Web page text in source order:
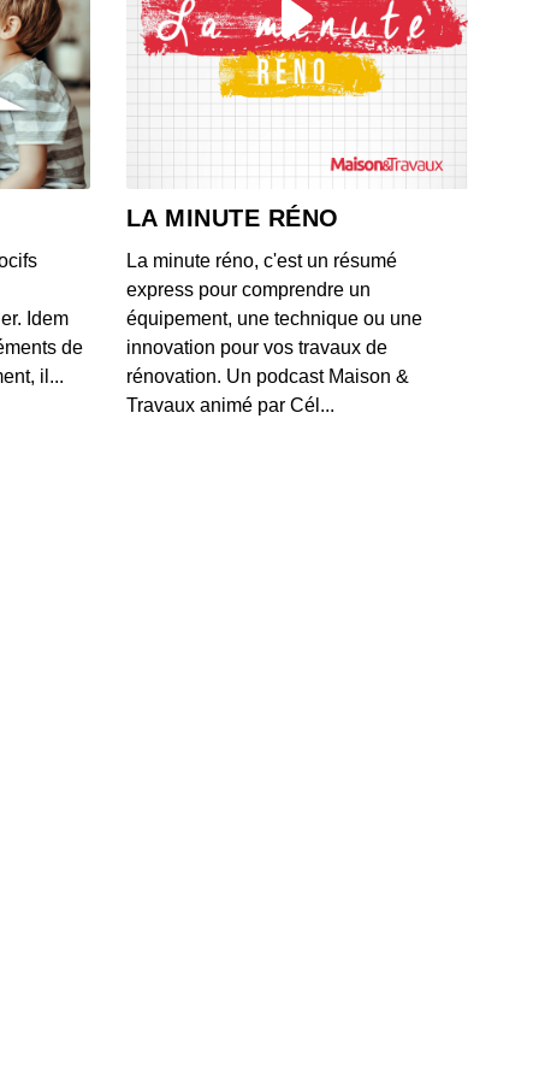
valide par erreur une offre de rachat à 16 000 euros
- IL Y A 1 MOIS
de moratoires frappe les datacenters aux États-
un projet polémique près d'un zoo
IL Y A 1 MOIS
les méthodes de Box pour classifier et protéger les
d'entreprise contre les fuites documentaires
IL Y A 1 MOIS
du Crédit Agricole mise à genoux par la
Idem
de
il...
LA MINUTE RÉNO
La minute réno, c'est un résumé
express pour comprendre un
équipement, une technique ou une
innovation pour vos travaux de
rénovation. Un podcast Maison &
Travaux animé par Cél...